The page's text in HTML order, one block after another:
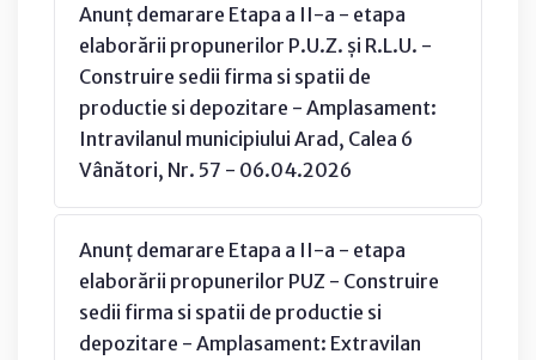
Anunț demarare Etapa a II-a - etapa
elaborării propunerilor P.U.Z. și R.L.U. -
Construire sedii firma si spatii de
productie si depozitare - Amplasament:
Intravilanul municipiului Arad, Calea 6
Vânători, Nr. 57 - 06.04.2026
Anunț demarare Etapa a II-a - etapa
elaborării propunerilor PUZ - Construire
sedii firma si spatii de productie si
depozitare - Amplasament: Extravilan